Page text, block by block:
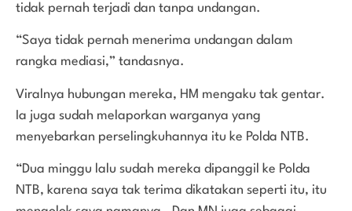
tidak pernah terjadi dan tanpa undangan.
“Saya tidak pernah menerima undangan dalam
rangka mediasi,” tandasnya.
Viralnya hubungan mereka, HM mengaku tak gentar.
Ia juga sudah melaporkan warganya yang
menyebarkan perselingkuhannya itu ke Polda NTB.
“Dua minggu lalu sudah mereka dipanggil ke Polda
NTB, karena saya tak terima dikatakan seperti itu, itu